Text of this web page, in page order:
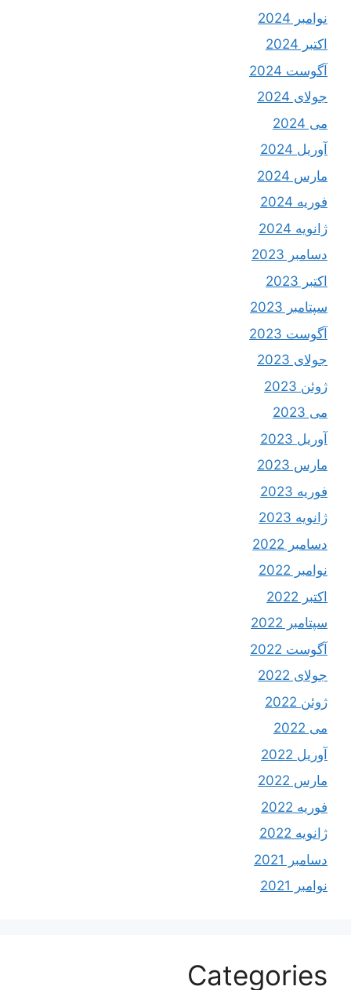
نوامبر 2024
اکتبر 2024
آگوست 2024
جولای 2024
می 2024
آوریل 2024
مارس 2024
فوریه 2024
ژانویه 2024
دسامبر 2023
اکتبر 2023
سپتامبر 2023
آگوست 2023
جولای 2023
ژوئن 2023
می 2023
آوریل 2023
مارس 2023
فوریه 2023
ژانویه 2023
دسامبر 2022
نوامبر 2022
اکتبر 2022
سپتامبر 2022
آگوست 2022
جولای 2022
ژوئن 2022
می 2022
آوریل 2022
مارس 2022
فوریه 2022
ژانویه 2022
دسامبر 2021
نوامبر 2021
Categories